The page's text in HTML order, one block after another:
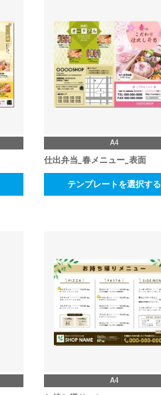
A4
仕出弁当_春メニュー_表面
テンプレートを選択する
A4